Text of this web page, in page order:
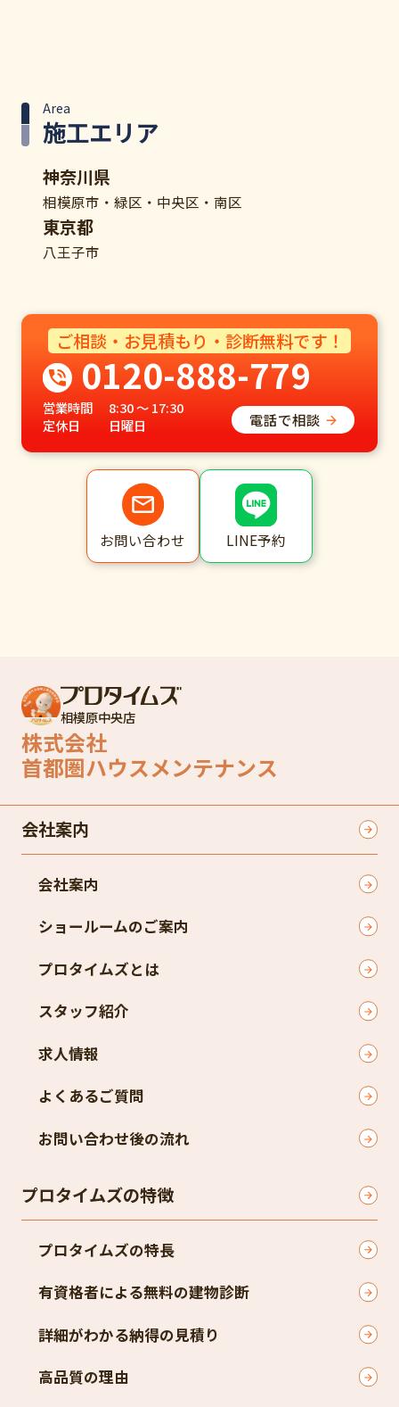
施工エリア
Area
神奈川県
相模原市・緑区・中央区・南区
東京都
八王子市
ご相談・お見積もり・診断無料です！
0120-888-779
営業時間
8:30 ～ 17:30
定休日
日曜日 電話で相談
お問い合わせ LINE予約
相模原中央店
株式会社
首都圏ハウスメンテナンス
会社案内
会社案内
ショールームのご案内
プロタイムズとは
スタッフ紹介
求人情報
よくあるご質問
お問い合わせ後の流れ
プロタイムズの特徴
プロタイムズの特長
有資格者による無料の建物診断
詳細がわかる納得の見積り
高品質の理由